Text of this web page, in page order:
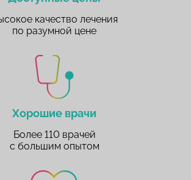
качество лечения
по разумной цене
Хорошие врачи
Более 110 врачей
с большим опытом